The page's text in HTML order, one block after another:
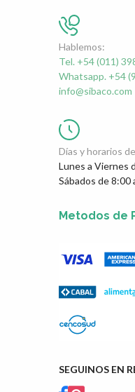
Hablemos:
Tel. +54 (011)
Whatsapp. +54
info@sibaco.com
Días y horarios
Lunes a Viernes
Sábados de 8:00
Metodos de
SEGUINOS EN